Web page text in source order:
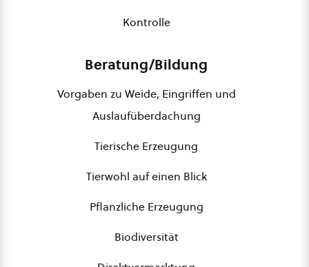
Kontrolle
Beratung/Bildung
Vorgaben zu Weide, Eingriffen und
Auslaufüberdachung
Tierische Erzeugung
Tierwohl auf einen Blick
Pflanzliche Erzeugung
Biodiversität